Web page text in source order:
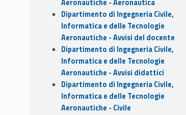
Aeronautiche - Aeronautica
Dipartimento di Ingegneria Civile,
Informatica e delle Tecnologie
Aeronautiche - Avvisi del docente
Dipartimento di Ingegneria Civile,
Informatica e delle Tecnologie
Aeronautiche - Avvisi didattici
Dipartimento di Ingegneria Civile,
Informatica e delle Tecnologie
Aeronautiche - Civile